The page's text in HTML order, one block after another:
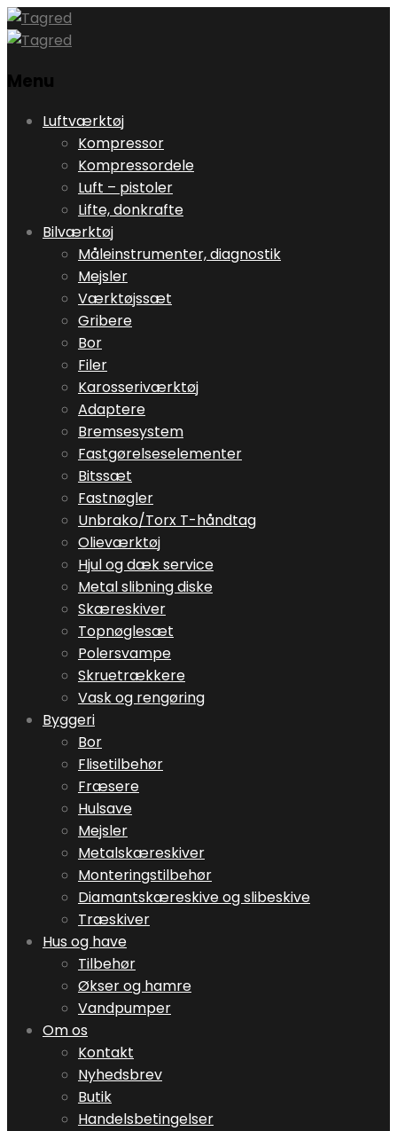
Menu
Skip
content
Luftværktøj
Kompressor
Kompressordele
Luft – pistoler
Lifte, donkrafte
Bilværktøj
Måleinstrumenter, diagnostik
Mejsler
Værktøjssæt
Gribere
Bor
Filer
Karosseriværktøj
Adaptere
Bremsesystem
Fastgørelseselementer
Bitssæt
Fastnøgler
Unbrako/Torx T-håndtag
Olieværktøj
Hjul og dæk service
Metal slibning diske
Skæreskiver
Topnøglesæt
Polersvampe
Skruetrækkere
Vask og rengøring
Byggeri
Bor
Flisetilbehør
Fræsere
Hulsave
Mejsler
Metalskæreskiver
Monteringstilbehør
Diamantskæreskive og slibeskive
Træskiver
Hus og have
Tilbehør
Økser og hamre
Vandpumper
Om os
Kontakt
Nyhedsbrev
Butik
Handelsbetingelser